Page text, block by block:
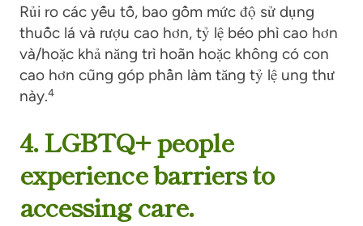
Rủi ro các yếu tố, bao gồmmức độ sử dụng
thuốc lá và rượu cao hơn, tỷ lệ béo phì cao hơn
và/hoặc khả năng trì hoãn hoặc không có con
cao hơn cũng góp phần làm tăng tỷ lệ ung thư
này.4
4. LGBTQ+ people
experience barriers to
accessing care.